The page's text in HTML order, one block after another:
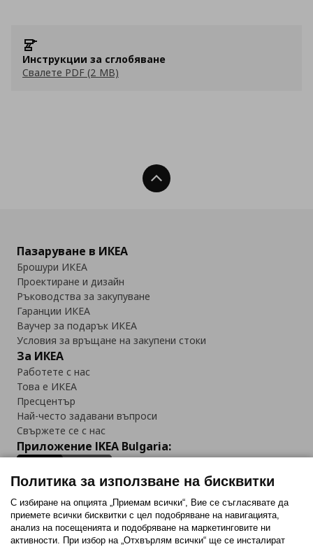
Инструкции за сглобяване
Свалете PDF (2 MB)
Нагоре
Пазаруване в ИКЕА
Брошури ИКЕА
Проектиране и дизайн
Ръководства за закупуване
Гаранции ИКЕА
Ваучер за подарък ИКЕА
Условия за връщане на закупени стоки
За ИКЕА
Работете с нас
Това е ИКЕА
Пресцентър
Най-често задавани въпроси
Свържете се с нас
Приложение IKEA Bulgaria:
Последвайте ни:
FacebookTwitterYoutubePinterestInstagram
Политика за използване на бисквитки
С избиране на опцията „Приемам всички“, Вие се съгласявате да
приемете всички бисквитки с цел подобряване на навигацията,
анализ на посещенията и подобряване на маркетинговите ни
активности. При избор на „Отхвърлям всички“ ще се инсталират